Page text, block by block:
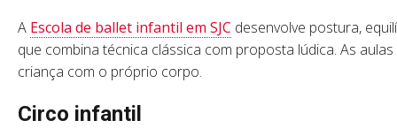
A Escola de ballet infantil em SJC desenvolve postura,
que combina técnica clássica com proposta lúdica. As
criança com o próprio corpo.
Circo infantil